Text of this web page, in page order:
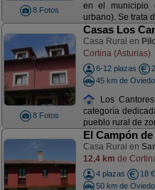
8 Fotos
en el municipio
urbano). Se trata
8 Fotos
Casas Los
Casa Rural en
Cortina (Asturias)
6-12 plazas
45 km de Oviedo
Los
categoría
pueblo rural de
El Campón
Casa Rural en
12,4 km de
4 plazas
18 €
50 km de Oviedo